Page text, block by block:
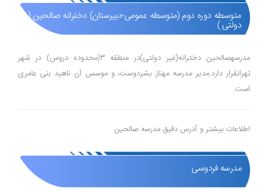
متوسطه دوره دوم (متوسطه عمومی-دبیرستان) دخترانه صالحین (غیر
دولتی )
مدرسهصالحین دخترانه(غیر دولتی)در منطقه 3(محدوده دروس) در شهر
تهرانقرار دارد.مدیر مدرسه مهناز بشردوست، و موسس آن ناهید بنی عامری
است.
اطلاعات بیشتر و آدرس دقیق مدرسه صالحین
مدرسه فردوسی